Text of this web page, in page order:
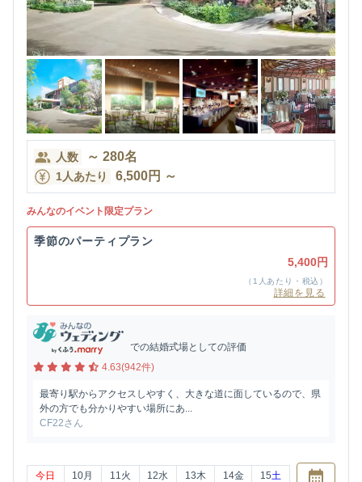
人数 ～ 280名
1人あたり 6,500円 ～
みんなのイベント限定プラン
季節のパーティプラン
5,400円
（1人あたり・税込）
詳細を見る
での結婚式場としての評価
4.63(942件)
最寄り駅からアクセスしやすく、大きな道に面しているので、県
外の方でも分かりやすい場所にあ...
CF22さん
今日 10月 11 火 12水 13木 14金 15土